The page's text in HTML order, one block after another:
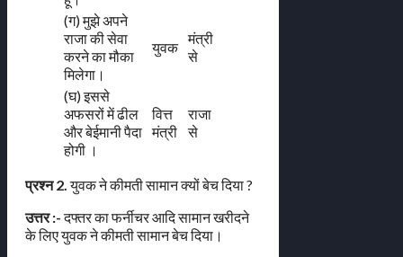
(ग) मुझे अपने
राजा की सेवा
करने का मौका
मिलेगा।
युवक
मंत्री
से
(घ) इससे
अफसरों में ढील
और बेईमानी पैदा
होगी ।
वित्त
मंत्री
राजा
से
प्रश्न 2. युवक ने कीमती सामान क्यों बेच दिया ?
उत्तर :-दफ्तर का फर्नीचर आदि सामान खरीदने
के लिए युवक ने कीमती सामान बेच दिया।